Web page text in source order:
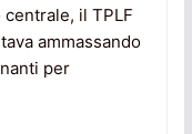
il TPLF
ammassando
per